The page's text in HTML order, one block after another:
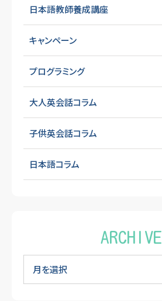
日本語教師養成講座
キャンペーン
プログラミング
大人英会話コラム
子供英会話コラム
日本語コラム
ARCHIVE